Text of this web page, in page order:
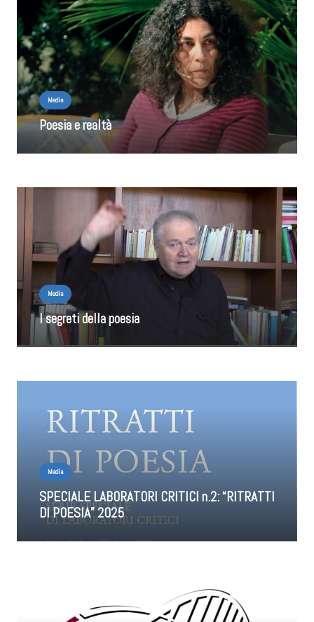
Media
Poesia e realtà
Media
I segreti della poesia
Media
SPECIALE LABORATORI CRITICI n.2: “RITRATTI
DI POESIA” 2025